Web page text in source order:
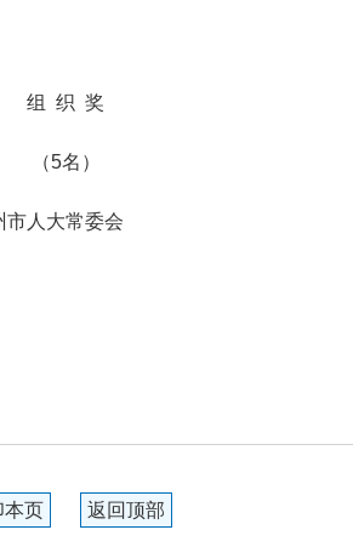
组 织 奖
（5名）
人大常委会
本页 返回顶部